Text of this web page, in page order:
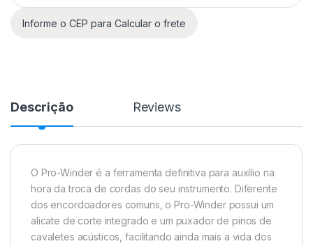
Descrição Reviews
O Pro-Winder é a ferramenta definitiva para auxílio na
hora da troca de cordas do seu instrumento. Diferente
dos encordoadores comuns, oPro-Winderpossui um
alicate de corte integrado e um puxador de pinos de
cavaletes acústicos, facilitando ainda mais a vida dos